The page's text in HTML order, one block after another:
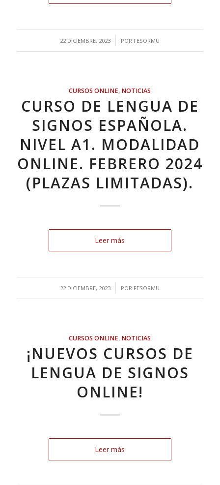
22 DICIEMBRE, 2023
/ POR FESORMU
CURSOS ONLINE, NOTICIAS
CURSO DE LENGUA DE
SIGNOS ESPAÑOLA.
NIVEL A1. MODALIDAD
ONLINE. FEBRERO 2024
(PLAZAS LIMITADAS).
Leer más
22 DICIEMBRE, 2023
/ POR FESORMU
CURSOS ONLINE, NOTICIAS
¡NUEVOS CURSOS DE
LENGUA DE SIGNOS
ONLINE!
Leer más